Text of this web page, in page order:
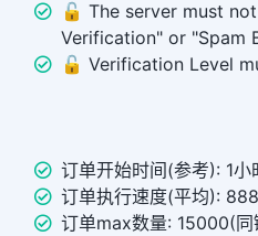
🔓 The server must
Verification" or "Spam
🔓 Verification Level
订单开始时间(参考): 1小
订单执行速度(平均):
订单max数量: 15000(同